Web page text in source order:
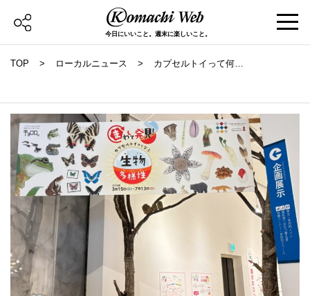
今日にいいこと。週末に楽しいこと。
TOP ローカルニュース
カプセルトイって何